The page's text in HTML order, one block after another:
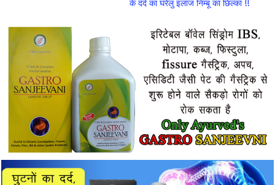
के दर्द का घरेलु इलाज निम्बू का छिल्का !!